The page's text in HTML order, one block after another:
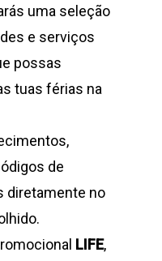
uma seleção
e serviços
possas
tuas férias na
de
diretamente no
LIFE,